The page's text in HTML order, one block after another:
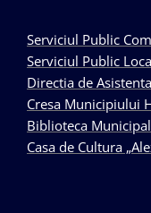
Serviciul Public
Serviciul Public
Directia de
Cresa Municipiului
Biblioteca
Casa de Cultura